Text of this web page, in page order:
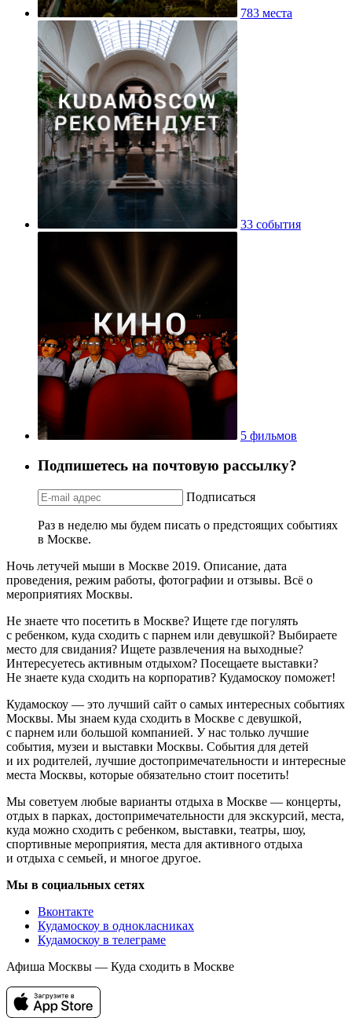
783 места
33 события
5 фильмов
Подпишетесь на почтовую рассылку?
Подписаться
Раз в неделю мы будем писать о предстоящих событиях
в Москве.
Ночь летучей мыши в Москве 2019. Описание, дата
проведения, режим работы, фотографии и отзывы. Всё о
мероприятиях Москвы.
Не знаете что посетить в Москве? Ищете где погулять
с ребенком, куда сходить с парнем или девушкой? Выбираете
место для свидания? Ищете развлечения на выходные?
Интересуетесь активным отдыхом? Посещаете выставки?
Не знаете куда сходить на корпоратив? Кудамоскоу поможет!
Кудамоскоу — это лучший сайт о самых интересных событиях
Москвы. Мы знаем куда сходить в Москве с девушкой,
с парнем или большой компанией. У нас только лучшие
события, музеи и выставки Москвы. События для детей
и их родителей, лучшие достопримечательности и интересные
места Москвы, которые обязательно стоит посетить!
Мы советуем любые варианты отдыха в Москве — концерты,
отдых в парках, достопримечательности для экскурсий, места,
куда можно сходить с ребенком, выставки, театры, шоу,
спортивные мероприятия, места для активного отдыха
и отдыха с семьей, и многое другое.
Мы в социальных сетях
Вконтакте
Кудамоскоу в однокласниках
Кудамоскоу в телеграме
Афиша Москвы — Куда сходить в Москве